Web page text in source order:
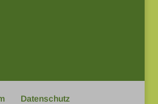
Datenschutz